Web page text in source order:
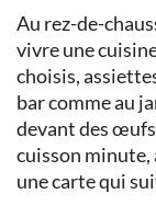
Au rez-de-
vivre une
choisis,
bar comme au
devant des
cuisson minute,
une carte qui